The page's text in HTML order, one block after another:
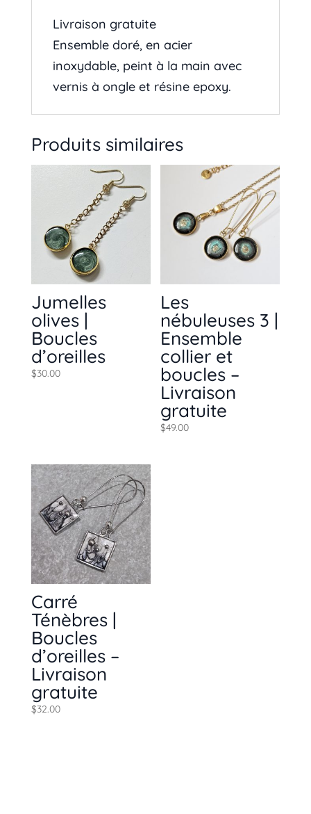
Livraison
gratuite
Livraison gratuite
Ensemble doré, en acier
inoxydable, peint à la main avec
vernis à ongle et résine epoxy.
Produits similaires
Jumelles
olives |
Boucles
d’oreilles
$30.00
Les
nébuleuses 3 |
Ensemble
collier et
boucles –
Livraison
gratuite
$49.00
Carré
Ténèbres |
Boucles
d’oreilles –
Livraison
gratuite
$32.00